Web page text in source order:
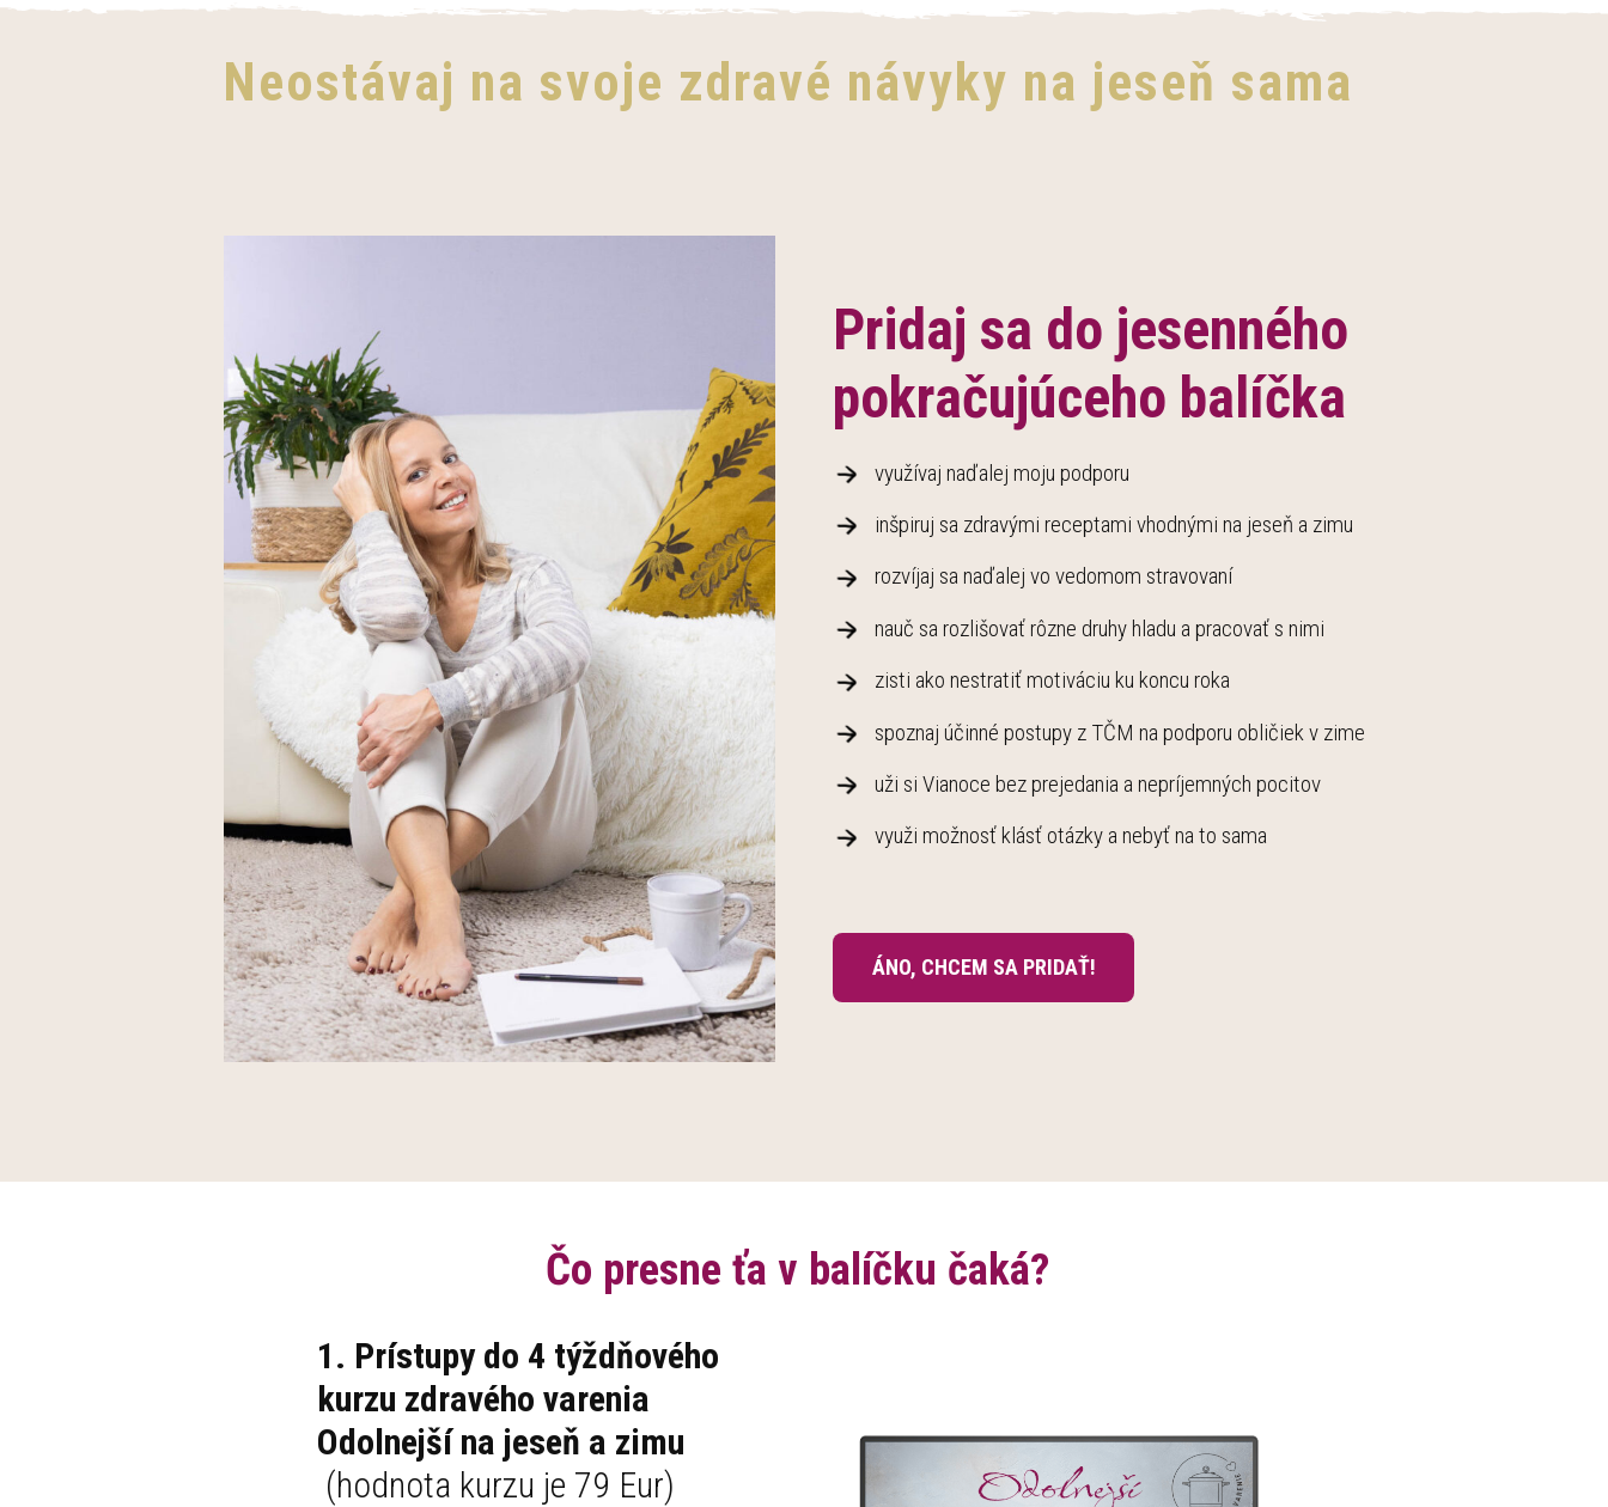
Neostávaj na svoje zdravé návyky na jeseň sama
Pridaj sa do jesenného
pokračujúceho balíčka
využívaj naďalej moju podporu
inšpiruj sa zdravými receptami vhodnými na jeseň a zimu
rozvíjaj sa naďalej vo vedomom stravovaní
nauč sa rozlišovať rôzne druhy hladu a pracovať s nimi
zisti ako nestratiť motiváciu ku koncu roka
spoznaj účinné postupy z TČM na podporu obličiek v zime
uži si Vianoce bez prejedania a nepríjemných pocitov
využi možnosť klásť otázky a nebyť na to sama
ÁNO, CHCEM SA PRIDAŤ!
Čo presne ťa v balíčku čaká?
1. Prístupy do 4 týždňového
kurzu zdravého varenia
Odolnejší na jeseň a zimu
(hodnota kurzu je 79 Eur)